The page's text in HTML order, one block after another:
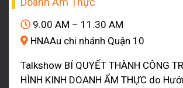
9.00 AM – 11.30 AM
HNAAu chi nhánh Quận 10
Talkshow BÍ QUYẾT THÀNH CÔNG
HÌNH KINH DOANH ẨM THỰC do